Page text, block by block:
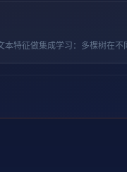
特征做集成学习：多棵树在不